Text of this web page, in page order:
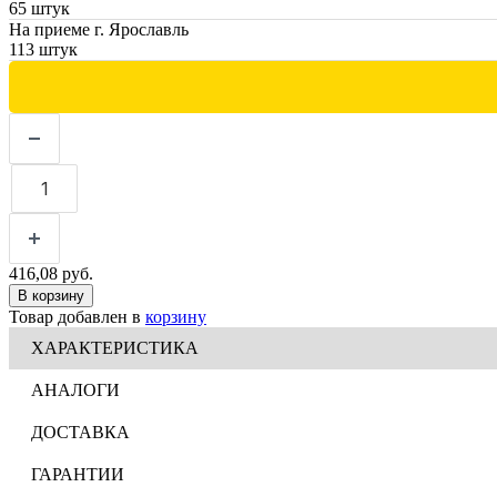
65 штук
На приеме г. Ярославль
113 штук
416,08 руб.
В корзину
Товар добавлен в корзину
ХАРАКТЕРИСТИКА
АНАЛОГИ
ДОСТАВКА
ГАРАНТИИ